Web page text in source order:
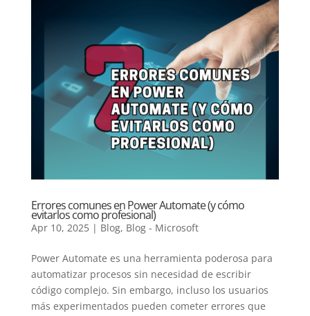
Errores comunes en Power Automate (y cómo
evitarlos como profesional)
Apr 10, 2025| Blog, Blog - Microsoft
Power Automate es una herramienta poderosa para
automatizar procesos sin necesidad de escribir
código complejo. Sin embargo, incluso los usuarios
más experimentados pueden cometer errores que